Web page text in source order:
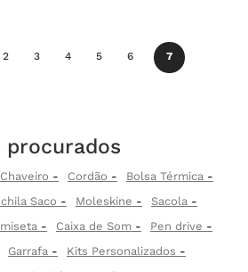
2 3 4 5 6 7
procurados
Chaveiro Cordão
Bolsa Térmica
Saco Moleskine
Sacola
Caixa de Som
Pen drive
Garrafa
Kits Personalizados